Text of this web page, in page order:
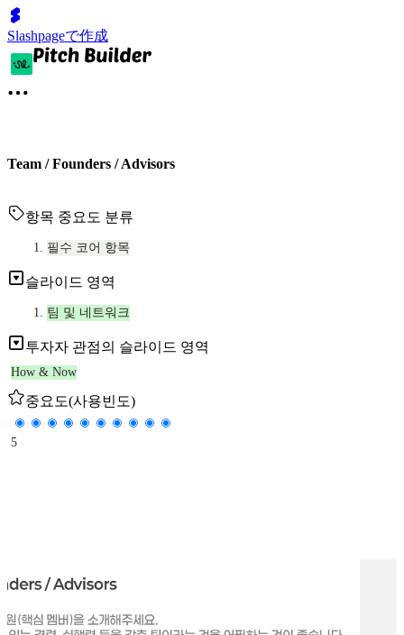
Slashpageで作成
Team / Founders / Advisors
항목 중요도 분류
필수 코어 항목
슬라이드 영역
팀 및 네트워크
투자자 관점의 슬라이드 영역
How & Now
중요도(사용빈도)
5